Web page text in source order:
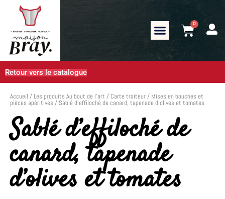
0
Retour vers le catalogue
Accueil / Les produits Au bout de l’art / Carte traiteur/ Mises en bouches et
pièces apéritives/ Sablé d’effiloché de canard, tapenade d’olives et tomates
Sablé d’effiloché de
canard, tapenade
d’olives et tomates